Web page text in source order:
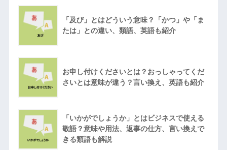
「及び」とはどういう意味？「かつ」や「ま
たは」との違い、類語、英語も紹介
お申し付けくださいとは？おっしゃってくだ
さいとは意味が違う？言い換え、英語も紹介
「いかがでしょうか」とはビジネスで使える
敬語？意味や用法、返事の仕方、言い換えで
きる類語も解説